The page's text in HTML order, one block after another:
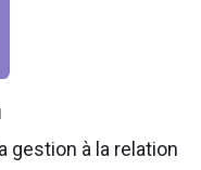
gestion à la relation